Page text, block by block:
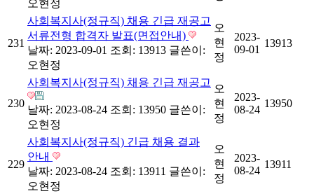
오현정
231
사회복지사(정규직) 채용 긴급 재공고
서류전형 합격자 발표(면접안내)
날짜: 2023-09-01 조회: 13913 글쓴이:
오현정
오
현
정
2023-
09-01
13913
230
사회복지사(정규직) 채용 긴급 재공고
날짜: 2023-08-24 조회: 13950 글쓴이:
오현정
오
현
정
2023-
08-24
13950
229
사회복지사(정규직) 긴급 채용 결과
안내
날짜: 2023-08-24 조회: 13911 글쓴이:
오현정
오
현
정
2023-
08-24
13911